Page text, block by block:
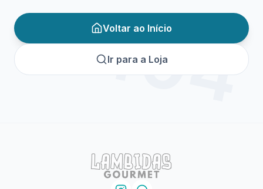
404
Voltar ao Início
Ir para a Loja